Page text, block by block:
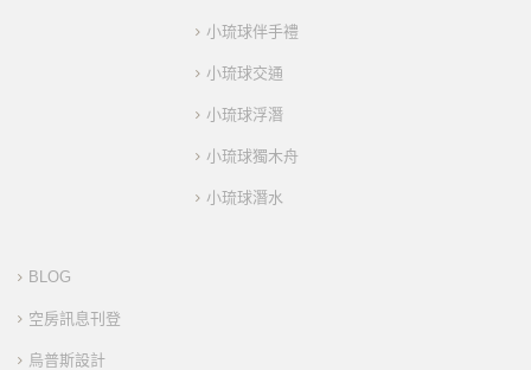
小琉球伴手禮
小琉球交通
小琉球浮潛
小琉球獨木舟
小琉球潛水
BLOG
空房訊息刊登
烏普斯設計